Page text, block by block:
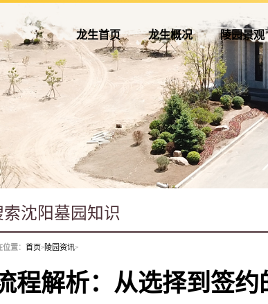
龙生首页 龙生概况 陵园景观
位置：首页>陵园资讯>
程解析：从选择到签约